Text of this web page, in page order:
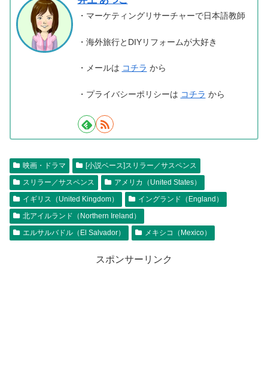
・マーケティングリサーチャーで日本語教師
・海外旅行とDIYリフォームが大好き
・メールは コチラ から
・プライバシーポリシーは コチラ から
映画・ドラマ
[小説ベース]スリラー／サスペンス
スリラー／サスペンス
アメリカ（United States）
イギリス（United Kingdom）
イングランド（England）
北アイルランド（Northern Ireland）
エルサルバドル（El Salvador）
メキシコ（Mexico）
スポンサーリンク